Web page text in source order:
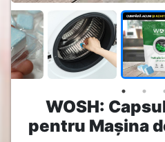
WOSH:
pentru Mașina